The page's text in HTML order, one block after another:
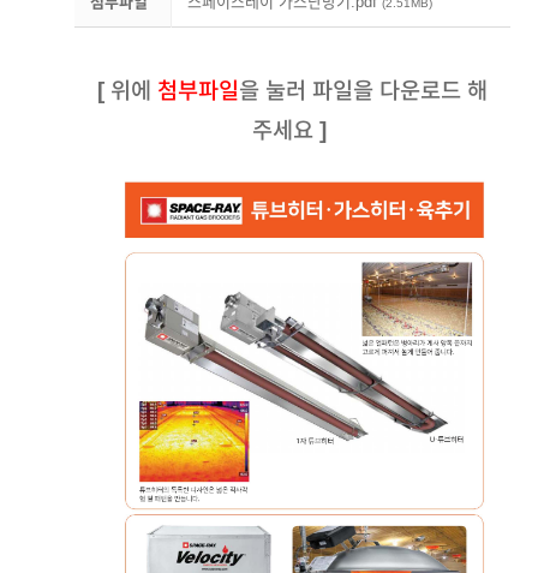
(2.51MB)
[ 위에 첨부파일을 눌러 파일을 다운로드 해
주세요 ]